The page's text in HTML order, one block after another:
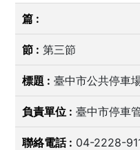
第三節
臺中市公共停車
臺中市停車
04-2228-